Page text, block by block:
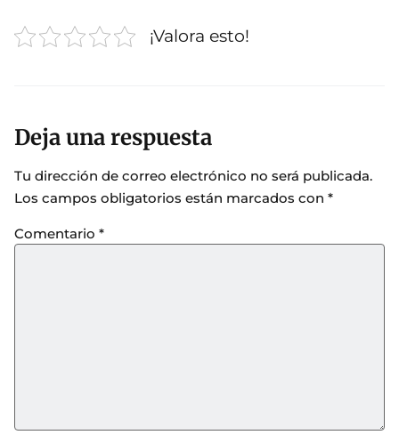
¡Valora esto!
Deja una respuesta
Tu dirección de correo electrónico no será publicada.
Los campos obligatorios están marcados con *
Comentario *